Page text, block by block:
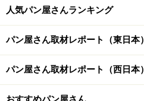
人気パン屋さんランキング
パン屋さん取材レポート（東日本）
パン屋さん取材レポート（西日本）